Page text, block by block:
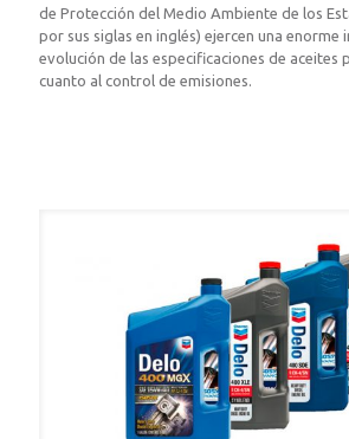
de Protección del Medio Ambiente de los
por sus siglas en inglés) ejercen una enorme
evolución de las especificaciones de aceites
cuanto al control de emisiones.